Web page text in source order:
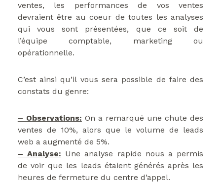
ventes, les performances de vos ventes
devraient être au coeur de toutes les analyses
qui vous sont présentées, que ce soit de
l’équipe comptable, marketing ou
opérationnelle.
C’est ainsi qu’il vous sera possible de faire des
constats du genre:
– Observations: On a remarqué une chute des
ventes de 10%, alors que le volume de leads
web a augmenté de 5%.
– Analyse: Une analyse rapide nous a permis
de voir que les leads étaient générés après les
heures de fermeture du centre d’appel.